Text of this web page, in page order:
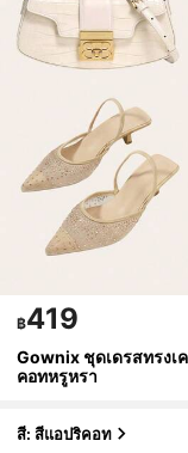
฿419
Gownix ชุดเดรสทรงเ
คอทหรูหรา
สี: สีแอปริคอท